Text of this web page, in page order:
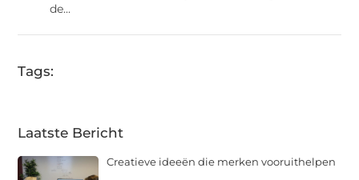
de...
Tags:
Laatste Bericht
Creatieve ideeën die merken vooruithelpen